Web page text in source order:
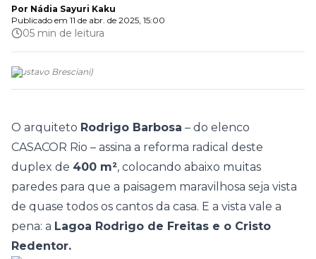
Por Nádia Sayuri Kaku
Publicado em 11 de abr. de 2025, 15:00
05 min de leitura
(Gustavo Bresciani)
O arquiteto Rodrigo Barbosa – do elenco
CASACOR Rio – assina a reforma radical deste
duplex de 400 m², colocando abaixo muitas
paredes para que a paisagem maravilhosa seja vista
de quase todos os cantos da casa. E a vista vale a
pena: a Lagoa Rodrigo de Freitas e o Cristo
Redentor.